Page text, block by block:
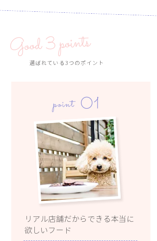
Good 3 points
選ばれている3つのポイント
point 01
リアル店舗だからできる本当に
欲しいフード